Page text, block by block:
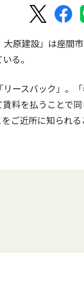
原建設」は座間
る。
ースバック」。
料を払うことで
ご近所に知られ